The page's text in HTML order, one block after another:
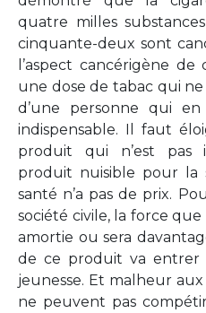
quatre milles
cinquante-deux sont
l’aspect cancérigène
une dose de tabac qui
d’une personne qui en
indispensable. Il faut
produit qui n’est pas
produit nuisible pour la
santé n’a pas de prix.
société civile, la force
amortie ou sera
de ce produit va entrer
jeunesse. Et malheur
ne peuvent pas